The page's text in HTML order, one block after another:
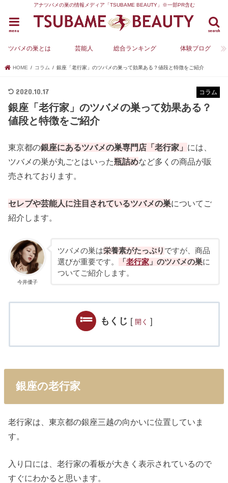
アナツバメの巣の情報メディア「TSUBAME BEAUTY」※一部PR含む
search
menu
ツバメの巣とは 芸能人 総合ランキング 体験ブログ
HOME コラム 銀座「老行家」のツバメの巣って効果ある？値段と特徴をご紹介
コラム
2020.10.17
銀座「老行家」のツバメの巣って効果ある？
値段と特徴をご紹介
東京都の銀座にあるツバメの巣専門店「老行家」 には、
ツバメの巣が丸ごとはいった瓶詰めなど多くの商品が販
売されております。
セレブや芸能人に注目されているツバメの巣についてご
紹介します。
今井優子
ツバメの巣は栄養素がたっぷり ですが、商品
選びが重要です。
「 老行家」のツバメの巣に
ついてご紹介します。
もくじ [ 開く ]
銀座の老行家
老行家は、東京都の銀座三越の向かいに位置していま
す。
入り口には、老行家の看板が大きく表示されているので
すぐにわかると思います。